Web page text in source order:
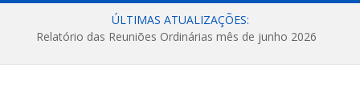
ÚLTIMAS ATUALIZAÇÕES:
Relatório das Reuniões Ordinárias mês de junho 2026